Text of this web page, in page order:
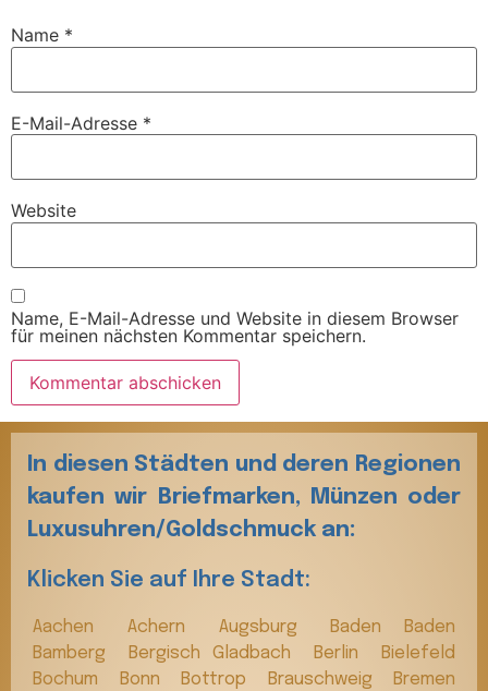
Name *
E-Mail-Adresse *
Website
Name, E-Mail-Adresse und Website in diesem Browser
für meinen nächsten Kommentar speichern.
In diesen Städten und deren Regionen
kaufen wir Briefmarken, Münzen oder
Luxusuhren/Goldschmuck an:
Klicken Sie auf Ihre Stadt:
Aachen Achern Augsburg
Baden Baden
Bamberg
Bergisch Gladbach Berlin
Bielefeld
Bochum
Bonn Bottrop Brauschweig
Bremen